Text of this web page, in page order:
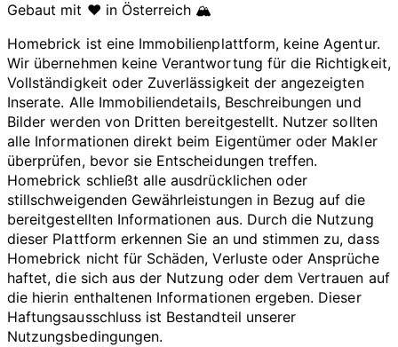
Gebaut mit ❤️ in Österreich 🏔️
Homebrick ist eine Immobilienplattform, keine Agentur.
Wir übernehmen keine Verantwortung für die Richtigkeit,
Vollständigkeit oder Zuverlässigkeit der angezeigten
Inserate. Alle Immobiliendetails, Beschreibungen und
Bilder werden von Dritten bereitgestellt. Nutzer sollten
alle Informationen direkt beim Eigentümer oder Makler
überprüfen, bevor sie Entscheidungen treffen.
Homebrick schließt alle ausdrücklichen oder
stillschweigenden Gewährleistungen in Bezug auf die
bereitgestellten Informationen aus. Durch die Nutzung
dieser Plattform erkennen Sie an und stimmen zu, dass
Homebrick nicht für Schäden, Verluste oder Ansprüche
haftet, die sich aus der Nutzung oder dem Vertrauen auf
die hierin enthaltenen Informationen ergeben. Dieser
Haftungsausschluss ist Bestandteil unserer
Nutzungsbedingungen.